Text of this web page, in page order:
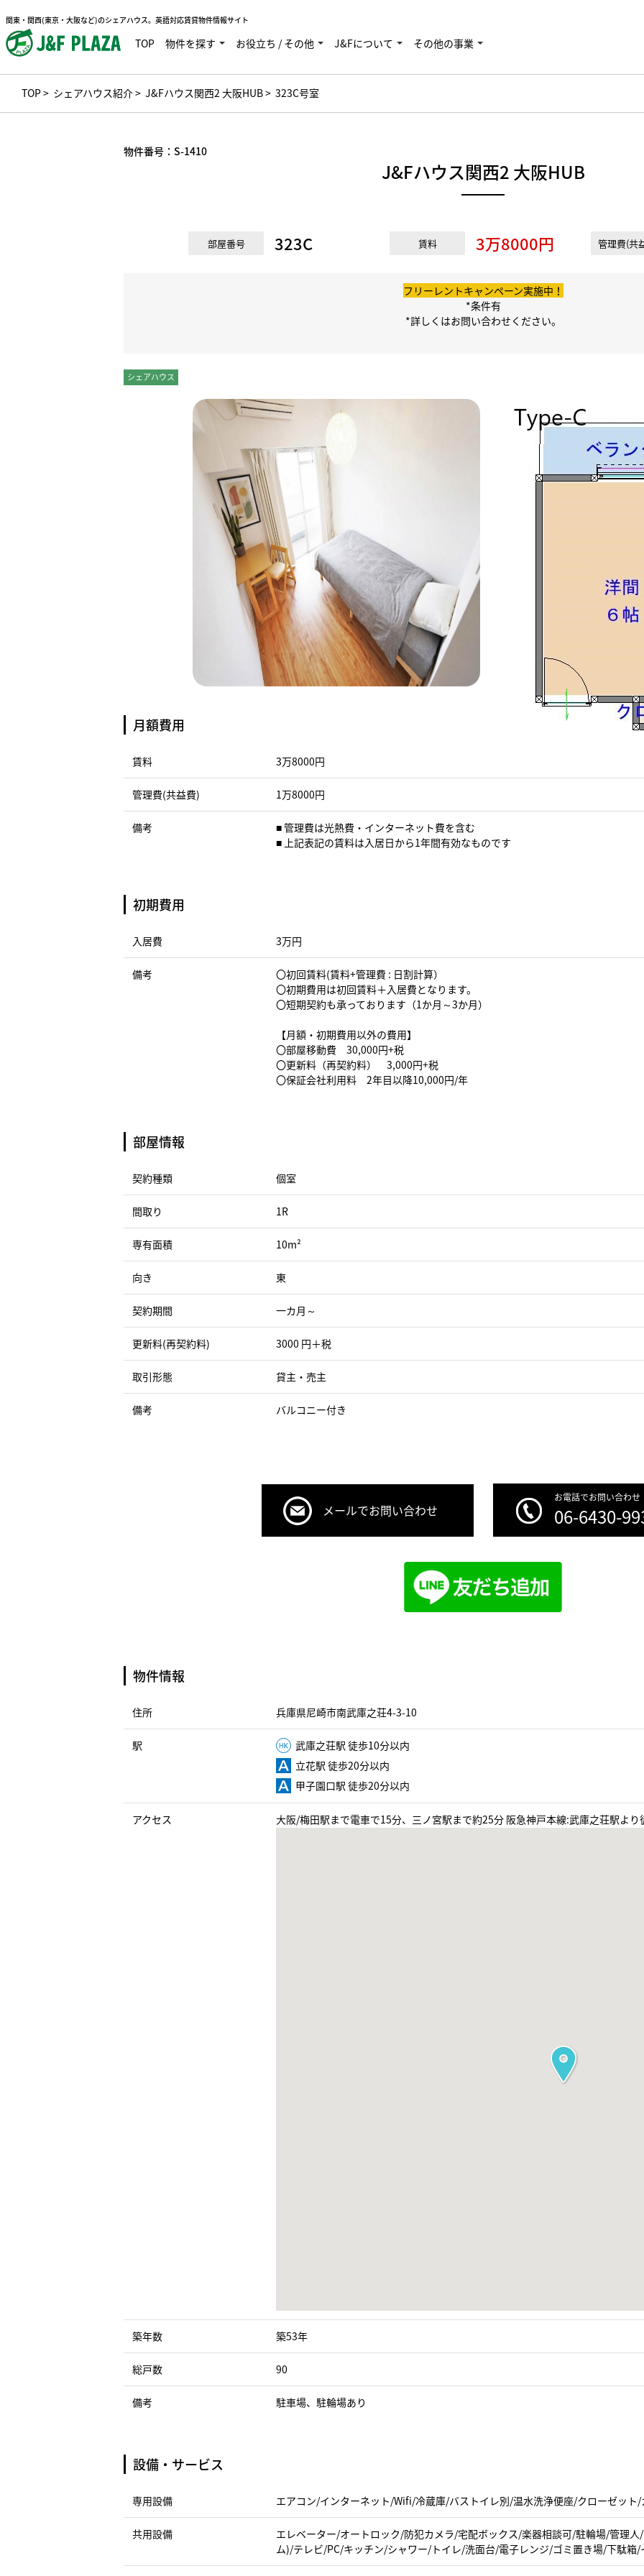
関東・関西(東京・大阪など)のシェアハウス。英語対応賃貸物件情報サイト
TOP 物件を探す お役立ち / その他 J&Fについて その他の事業
TOP> シェアハウス紹介> J&Fハウス関西2 大阪HUB> 323C号室
物件番号： S-1410
J&Fハウス関西2 大阪HUB
部屋番号 323C 賃料 3万8000円 管理費(共
フリーレントキャンペーン実施中！
*条件有
*詳しくはお問い合わせください。
シェアハウス
月額費用
賃料 3万8000円
管理費(共益費) 1万8000円
備考
■ 管理費は光熱費・インターネット費を含む
■ 上記表記の賃料は入居日から1年間有効なものです
初期費用
入居費 3万円
備考
〇初回賃料(賃料+管理費 : 日割計算）
〇初期費用は初回賃料＋入居費となります。
〇短期契約も承っております（1か月～3か月）
【月額・初期費用以外の費用】
〇部屋移動費 30,000円+税
〇更新料（再契約料） 3,000円+税
〇保証会社利用料 2年目以降10,000円/年
部屋情報
契約種類 個室
間取り 1R
専有面積 10m²
向き 東
契約期間 一カ月～
更新料(再契約料) 3000 円＋税
取引形態 貸主・売主
備考 バルコニー付き
メールでお問い合わせ
お電話でお問い合わせ
06-6430-
物件情報
住所 兵庫県尼崎市南武庫之荘4-3-10
駅
武庫之荘駅 徒歩10分以内
立花駅 徒歩20分以内
甲子園口駅 徒歩20分以内
アクセス 大阪/梅田駅まで電車で15分、三ノ宮駅まで約25分 阪急神戸本線:武庫之荘駅より
築年数 築53年
総戸数 90
備考 駐車場、駐輪場あり
設備・サービス
専用設備 エアコン/インターネット/Wifi/冷蔵庫/バストイレ別/温水洗浄便座/クローゼット
共用設備
エレベーター/オートロック/防犯カメラ/宅配ボックス/楽器相談可/駐輪場/管理
ム)/テレビ/PC/キッチン/シャワー/トイレ/洗面台/電子レンジ/ゴミ置き場/下駄箱